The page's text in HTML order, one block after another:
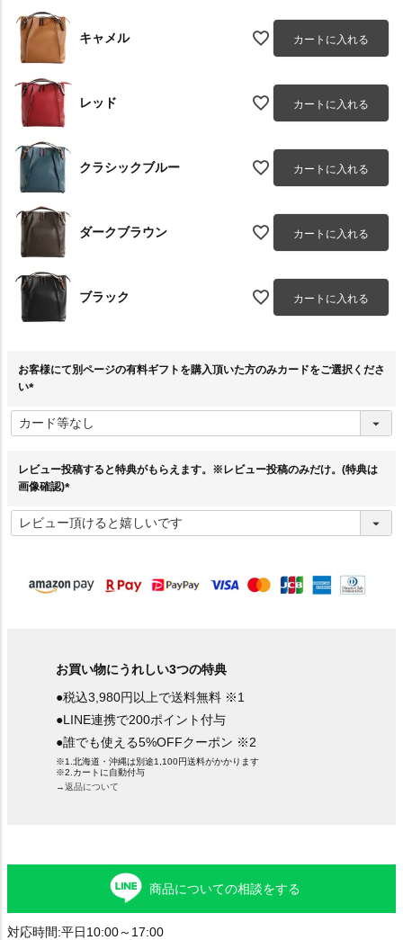
キャメル カートに入れる
レッド カートに入れる
クラシックブルー カートに入れる
ダークブラウン カートに入れる
ブラック カートに入れる
お客様にて別ページの有料ギフトを購入頂いた方のみカードをご選択くださ
い
必
須
レビュー投稿すると特典がもらえます。※レビュー投稿のみだけ。(特典は
画像確認)
必
須
お買い物にうれしい3つの特典
●税込3,980円以上で送料無料 ※1
●LINE連携で200ポイント付与
●誰でも使える5%OFFクーポン ※2
※1.北海道・沖縄は別途1,100円送料がかかります
※2.カートに自動付与
→返品について
商品についての相談をする
対応時間:平日10:00～17:00